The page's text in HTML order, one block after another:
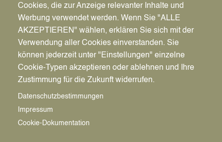
Pfadnavigation
Startseite
Dattelner
Geschichte
Cookies, die zur Anzeige relevanter Inhalte und
Werbung verwendet werden. Wenn Sie "ALLE
AKZEPTIEREN" wählen, erklären Sie sich mit der
Verwendung aller Cookies einverstanden. Sie
können jederzeit unter "Einstellungen" einzelne
Cookie-Typen akzeptieren oder ablehnen und Ihre
Zustimmung für die Zukunft widerrufen.
Datenschutzbestimmungen
Impressum
Cookie-Dokumentation